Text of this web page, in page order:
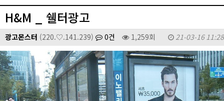
H&M _ 쉘터광고
광고몬스터 (220.♡.141.239) 0건 1,259회 21-03-16 11:28